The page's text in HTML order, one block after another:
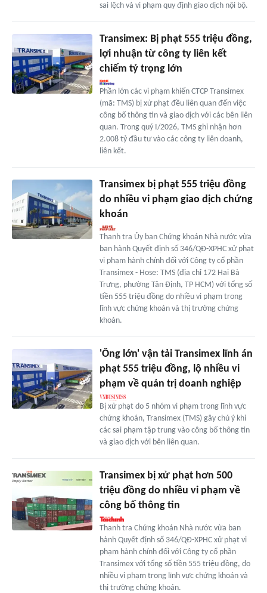
sai lệch và vi phạm quy định giao dịch nội bộ.
Transimex: Bị phạt 555 triệu đồng,
lợi nhuận từ công ty liên kết
chiếm tỷ trọng lớn
Phần lớn các vi phạm khiến CTCP Transimex
(mã: TMS) bị xử phạt đều liên quan đến việc
công bố thông tin và giao dịch với các bên liên
quan. Trong quý I/2026, TMS ghi nhận hơn
2.008 tỷ đầu tư vào các công ty liên doanh,
liên kết.
Transimex bị phạt 555 triệu đồng
do nhiều vi phạm giao dịch chứng
khoán
Thanh tra Ủy ban Chứng khoán Nhà nước vừa
ban hành Quyết định số 346/QĐ-XPHC xử phạt
vi phạm hành chính đối với Công ty cổ phần
Transimex - Hose: TMS (địa chỉ 172 Hai Bà
Trưng, phường Tân Định, TP HCM) với tổng số
tiền 555 triệu đồng do nhiều vi phạm trong
lĩnh vực chứng khoán và thị trường chứng
khoán.
'Ông lớn' vận tải Transimex lĩnh án
phạt 555 triệu đồng, lộ nhiều vi
phạm về quản trị doanh nghiệp
Bị xử phạt do 5 nhóm vi phạm trong lĩnh vực
chứng khoán, Transimex (TMS) gây chú ý khi
các sai phạm tập trung vào công bố thông tin
và giao dịch với bên liên quan.
Transimex bị xử phạt hơn 500
triệu đồng do nhiều vi phạm về
công bố thông tin
Thanh tra Chứng khoán Nhà nước vừa ban
hành Quyết định số 346/QĐ-XPHC xử phạt vi
phạm hành chính đối với Công ty cổ phần
Transimex với tổng số tiền 555 triệu đồng, do
nhiều vi phạm trong lĩnh vực chứng khoán và
thị trường chứng khoán.